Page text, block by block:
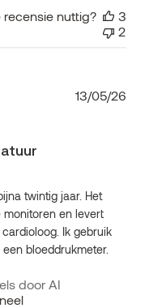
recensie nuttig?
3
2
twintig jaar. Het
en levert
Ik gebruik
bloeddrukmeter.
door AI
13/05/26